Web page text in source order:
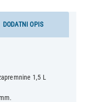
DODATNI OPIS
1,5 L